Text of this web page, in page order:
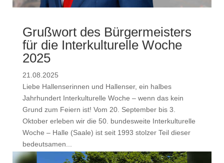
Grußwort des Bürgermeisters
für die Interkulturelle Woche
2025
21.08.2025
Liebe Hallenserinnen und Hallenser, ein halbes
Jahrhundert Interkulturelle Woche – wenn das kein
Grund zum Feiern ist! Vom 20. September bis 3.
Oktober erleben wir die 50. bundesweite Interkulturelle
Woche – Halle (Saale) ist seit 1993 stolzer Teil dieser
bedeutsamen...
mehr lesen